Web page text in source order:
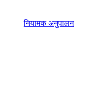
नियामक अनुपालन